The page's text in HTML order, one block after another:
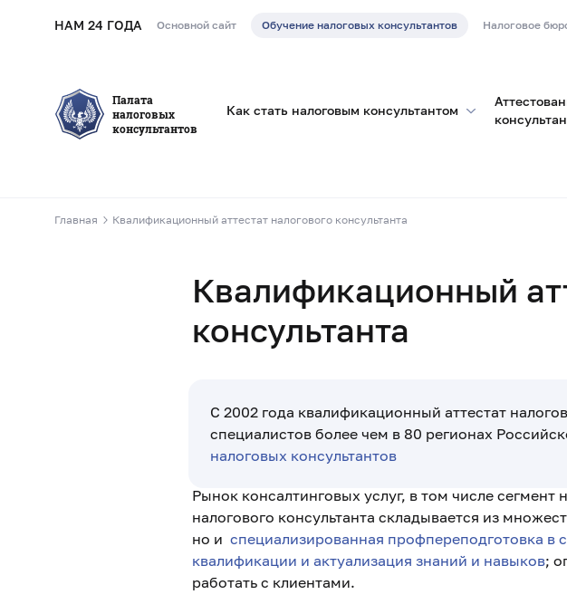
НАМ 24 ГОДА Основной сайт Обучение налоговых консультантов Налоговое
Палата
налоговых
консультантов
Как стать налоговым консультантом
Главная Квалификационный аттестат налогового консультанта
Квалификационный
консультанта
С 2002 года квалификационный аттестат
специалистов более чем в 80 регионах
налоговых консультантов
Рынок консалтинговых услуг, в том числе
налогового консультанта складывается из
но и специализированная профпереподготовка в
квалификации и актуализация знаний и навыков;
работать с клиентами.